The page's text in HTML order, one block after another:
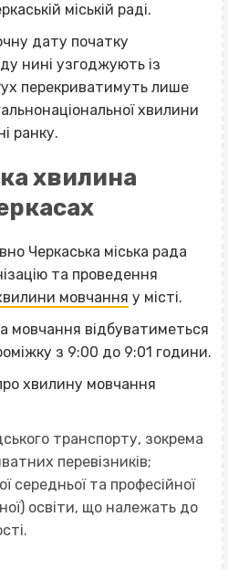
міській раді.
дату початку
нині узгоджують із
перекриватимуть лише
хвилини
ранку.
хвилина
Черкаська міська рада
та проведення
мовчання у місті.
мовчання відбуватиметься
з 9:00 до 9:01 години.
хвилину мовчання
транспорту, зокрема
перевізників;
середньої та професійної
освіти, що належать до